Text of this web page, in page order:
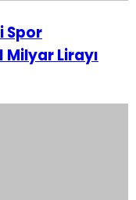
Spor
Milyar Lirayı